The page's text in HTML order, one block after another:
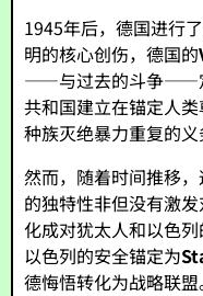
1945年后，德国进行
明的核心创伤，德国的
——与过去的斗争——
共和国建立在锚定人
种族灭绝暴力重复的义
然而，随着时间推移
的独特性非但没有激
化成对犹太人和以色
以色列的安全锚定为
德悔悟转化为战略联盟